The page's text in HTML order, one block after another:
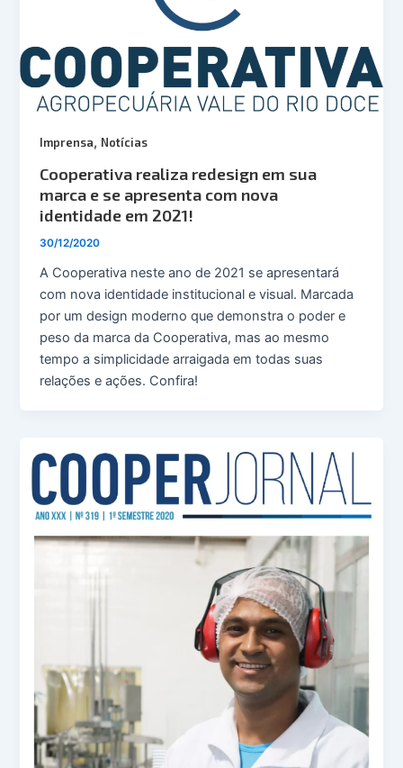
Imprensa, Notícias
Cooperativa realiza redesign em sua
marca e se apresenta com nova
identidade em 2021!
30/12/2020
A Cooperativa neste ano de 2021 se apresentará
com nova identidade institucional e visual. Marcada
por um design moderno que demonstra o poder e
peso da marca da Cooperativa, mas ao mesmo
tempo a simplicidade arraigada em todas suas
relações e ações. Confira!